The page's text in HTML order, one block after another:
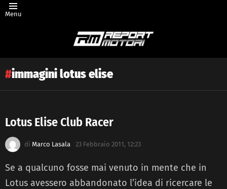
Menu
immagini lotus elise
Latest
story
Lotus Elise Club Racer
di Marco Lasala 23 Febbraio 2011, 12:23
Se a qualcuno fosse mai venuto in mente che in
Lotus avessero abbandonato l’idea di ricercare le